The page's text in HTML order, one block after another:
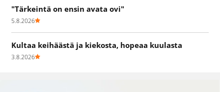
"Tärkeintä on ensin avata ovi"
5.8.2026
Kultaa keihäästä ja kiekosta, hopeaa kuulasta
3.8.2026